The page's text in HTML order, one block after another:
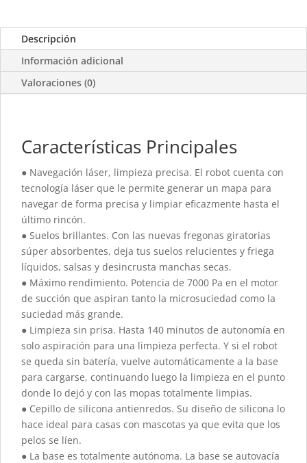
Descripción
Información adicional
Valoraciones (0)
Características Principales
● Navegación láser, limpieza precisa. El robot cuenta con
tecnología láser que le permite generar un mapa para
navegar de forma precisa y limpiar eficazmente hasta el
último rincón.
● Suelos brillantes. Con las nuevas fregonas giratorias
súper absorbentes, deja tus suelos relucientes y friega
líquidos, salsas y desincrusta manchas secas.
● Máximo rendimiento. Potencia de 7000 Pa en el motor
de succión que aspiran tanto la microsuciedad como la
suciedad más grande.
● Limpieza sin prisa. Hasta 140 minutos de autonomía en
solo aspiración para una limpieza perfecta. Y si el robot
se queda sin batería, vuelve automáticamente a la base
para cargarse, continuando luego la limpieza en el punto
donde lo dejó y con las mopas totalmente limpias.
● Cepillo de silicona antienredos. Su diseño de silicona lo
hace ideal para casas con mascotas ya que evita que los
pelos se líen.
● La base es totalmente autónoma. La base se autovacía